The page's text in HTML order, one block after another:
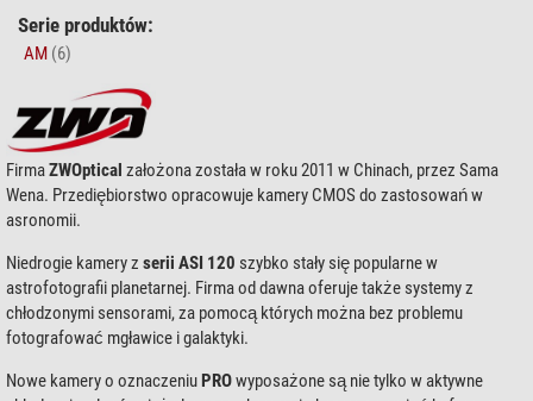
Serie produktów:
AM (6)
FirmaZWOptical założona została w roku 2011 w Chinach, przez Sama
Wena. Przediębiorstwo opracowuje kamery CMOS do zastosowań w
asronomii.
Niedrogie kamery z serii ASI 120 szybko stały się popularne w
astrofotografii planetarnej. Firma od dawna oferuje także systemy z
chłodzonymi sensorami, za pomocą których można bez problemu
fotografować mgławice i galaktyki.
Nowe kamery o oznaczeniuPROwyposażone są nie tylko w aktywne